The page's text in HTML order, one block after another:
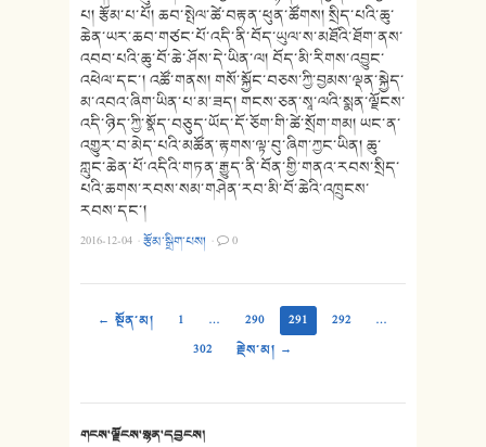
པ། རྩོམ་པ་པོ། ཆབ་སྤེལ་ཚེ་བརྟན་ཕུན་ཚོགས། སྲིད་པའི་ཆུ་
ཆེན་ཡར་ཆབ་གཙང་པོ་འདི་ནི་བོད་ཡུལ་ས་མཐོའི་ཐོག་ནས་
འབབ་པའི་ཆུ་བོ་ཆེ་ཤོས་དེ་ཡིན་ལ། བོད་མི་རིགས་འབྱུང་
འཕེལ་དང་། འཚོ་གནས། གསོ་སྐྱོང་བཅས་ཀྱི་བྱམས་ལྡན་སྐྱེད་
མ་འབའ་ཞིག་ཡིན་པ་མ་ཟད། གངས་ཅན་སཱ་ལའི་སྨན་ལྗོངས་
འདི་ཉིད་ཀྱི་སྣོད་བཅུད་ཡོད་དོ་ཅོག་གི་ཚེ་སྲོག་གམ། ཡང་ན་
འགྱུར་བ་མེད་པའི་མཚོན་རྟགས་ལྟ་བུ་ཞིག་ཀྱང་ཡིན། ཆུ་
ཀླུང་ཆེན་པོ་འདིའི་གཏན་རྒྱུད་ནི་བོན་གྱི་གནའ་རབས་སྲིད་
པའི་ཆགས་རབས་སམ་གཤེན་རབ་མི་བོ་ཆེའི་འཁྲུངས་
རབས་དང་།
2016-12-04 ·རྩོམ་སྒྲིག་པས། · 0
← སྔོན་མ། 1 … 290 291 292
…
302
རྗེས་མ། →
གངས་ལྗོངས་སྙན་དབྱངས།